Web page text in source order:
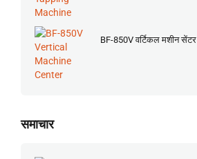
BF-850V वर्टिकल मशीन सेंटर
समाचार